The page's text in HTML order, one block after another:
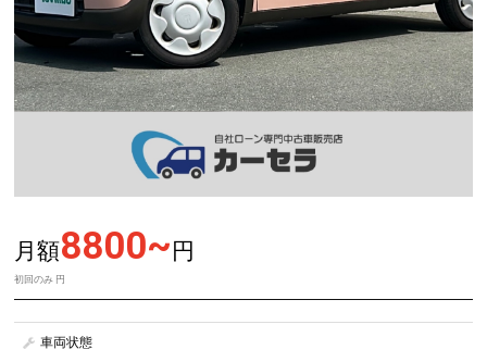
月額8800~ 円
初回のみ 円
車両状態